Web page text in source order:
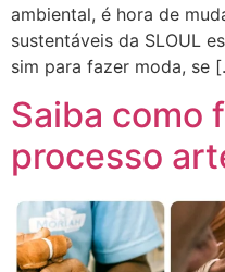
ambiental, é hora de
sustentáveis da SLOUL
sim para fazer moda, se
Saiba como
processo